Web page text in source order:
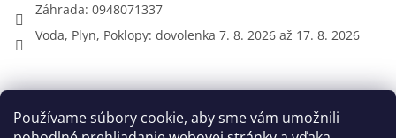
Používame súbory cookie, aby sme vám umožnili
Záhrada: 0948071337
Voda, Plyn, Poklopy: dovolenka 7. 8. 2026 až 17. 8. 2026